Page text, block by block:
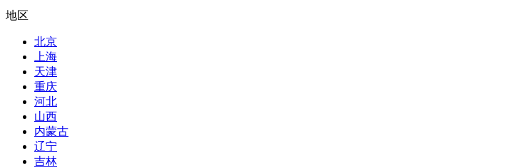
地区
北京
上海
天津
重庆
河北
山西
内蒙古
辽宁
吉林